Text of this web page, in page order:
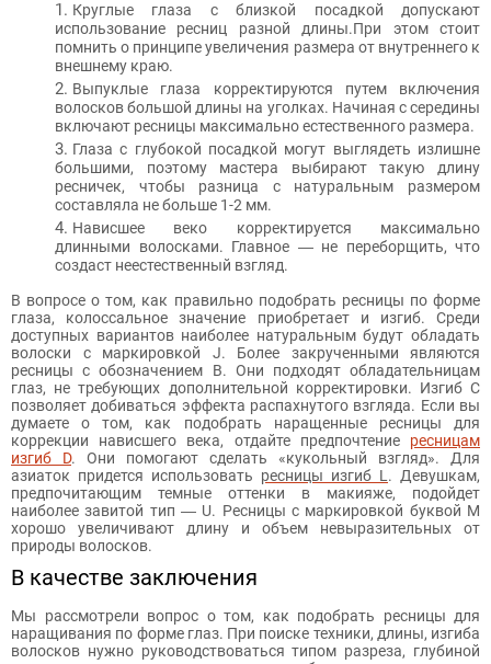
Круглые глаза с близкой посадкой допускают
использование ресниц разной длины.При этом стоит
помнить о принципе увеличения размера от внутреннего к
внешнему краю.
Выпуклые глаза корректируются путем включения
волосков большой длины на уголках. Начиная с середины
включают ресницы максимально естественного размера.
Глаза с глубокой посадкой могут выглядеть излишне
большими, поэтому мастера выбирают такую длину
ресничек, чтобы разница с натуральным размером
составляла не больше 1-2 мм.
Нависшее веко корректируется максимально
длинными волосками. Главное ― не переборщить, что
создаст неестественный взгляд.
В вопросе о том, как правильно подобрать ресницы по форме
глаза, колоссальное значение приобретает и изгиб. Среди
доступных вариантов наиболее натуральным будут обладать
волоски с маркировкой J. Более закрученными являются
ресницы с обозначением B. Они подходят обладательницам
глаз, не требующих дополнительной корректировки. Изгиб С
позволяет добиваться эффекта распахнутого взгляда. Если вы
думаете о том, как подобрать наращенные ресницы для
коррекции нависшего века, отдайте предпочтение ресницам
изгиб D. Они помогают сделать «кукольный взгляд». Для
азиаток придется использовать ресницы изгиб L . Девушкам,
предпочитающим темные оттенки в макияже, подойдет
наиболее завитой тип ― U. Ресницы с маркировкой буквой M
хорошо увеличивают длину и объем невыразительных от
природы волосков.
В качестве заключения
Мы рассмотрели вопрос о том, как подобрать ресницы для
наращивания по форме глаз. При поиске техники, длины, изгиба
волосков нужно руководствоваться типом разреза, глубиной